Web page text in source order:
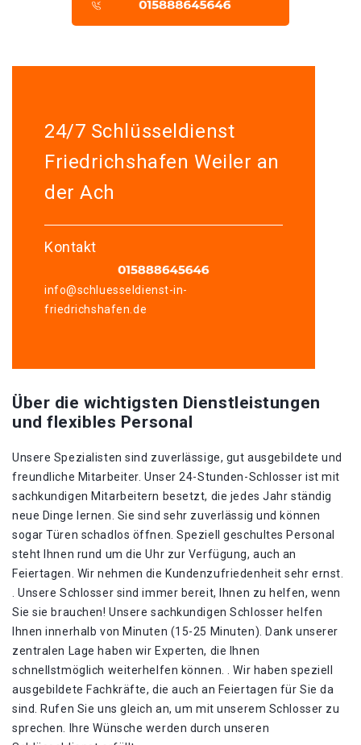
24/7 Schlüsseldienst
Friedrichshafen Weiler an
der Ach
Kontakt
info@schluesseldienst-in-
friedrichshafen.de
Über die wichtigsten Dienstleistungen
und flexibles Personal
Unsere Spezialisten sind zuverlässige, gut ausgebildete und
freundliche Mitarbeiter. Unser 24-Stunden-Schlosser ist mit
sachkundigen Mitarbeitern besetzt, die jedes Jahr ständig
neue Dinge lernen. Sie sind sehr zuverlässig und können
sogar Türen schadlos öffnen. Speziell geschultes Personal
steht Ihnen rund um die Uhr zur Verfügung, auch an
Feiertagen. Wir nehmen die Kundenzufriedenheit sehr ernst.
. Unsere Schlosser sind immer bereit, Ihnen zu helfen, wenn
Sie sie brauchen! Unsere sachkundigen Schlosser helfen
Ihnen innerhalb von Minuten (15-25 Minuten). Dank unserer
zentralen Lage haben wir Experten, die Ihnen
schnellstmöglich weiterhelfen können. . Wir haben speziell
ausgebildete Fachkräfte, die auch an Feiertagen für Sie da
sind. Rufen Sie uns gleich an, um mit unserem Schlosser zu
sprechen. Ihre Wünsche werden durch unseren